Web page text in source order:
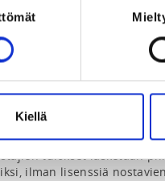
Kiellä
€
1.-10.luokkalaiset.
kattava vakuutus on silti
tulokset lasketaan
ilman lisenssiä